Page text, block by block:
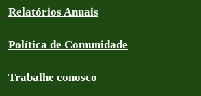
Relatórios Anuais
Política de Comunidade
Trabalhe conosco